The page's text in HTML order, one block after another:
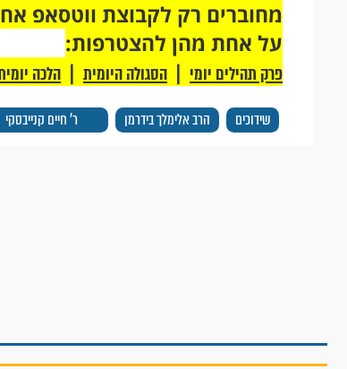
שידוכים הרב אלימלך בידרמן ר' חיים קנייבסקי
על אחת מהן להצטרפות:
פרק תהילים יומי | הסגולה היומית | הלכה